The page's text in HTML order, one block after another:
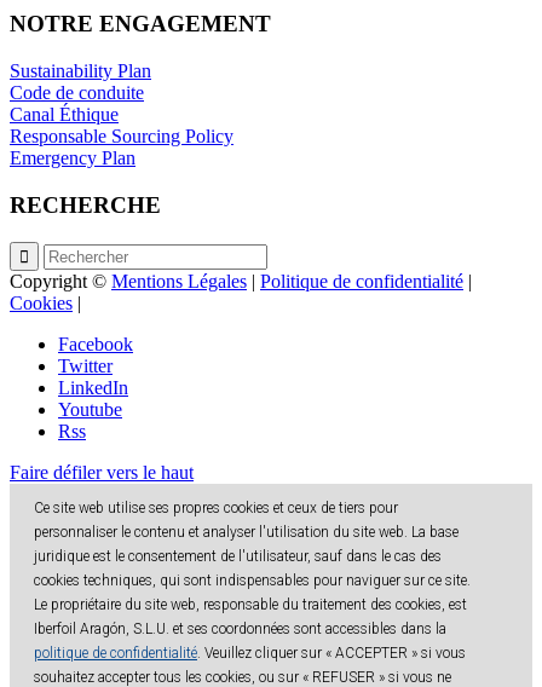
NOTRE ENGAGEMENT
Sustainability Plan
Code de conduite
Canal Éthique
Responsable Sourcing Policy
Emergency Plan
RECHERCHE
Copyright © Mentions Légales | Politique de confidentialité |
Cookies |
Facebook
Twitter
LinkedIn
Youtube
Rss
Faire défiler vers le haut
Ce site web utilise ses propres cookies et ceux de tiers pour
personnaliser le contenu et analyser l'utilisation du site web. La base
juridique est le consentement de l'utilisateur, sauf dans le cas des
cookies techniques, qui sont indispensables pour naviguer sur ce site.
Le propriétaire du site web, responsable du traitement des cookies, est
Iberfoil Aragón, S.L.U. et ses coordonnées sont accessibles dans la
politique de confidentialité . Veuillez cliquer sur « ACCEPTER » si vous
souhaitez accepter tous les cookies, ou sur « REFUSER » si vous ne